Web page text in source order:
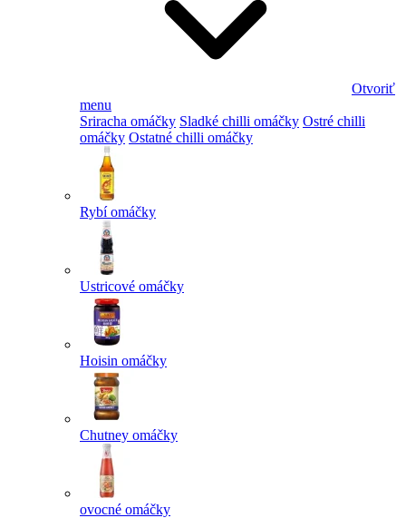
Otvoriť
menu
Sriracha omáčky Sladké chilli omáčky Ostré chilli
omáčky Ostatné chilli omáčky
Rybí omáčky
Ustricové omáčky
Hoisin omáčky
Chutney omáčky
ovocné omáčky